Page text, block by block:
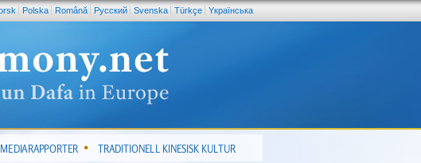
Polska Română Pусский Svenska Türkçe Yкраїнська
MEDIARAPPORTER TRADITIONELL KINESISK KULTUR